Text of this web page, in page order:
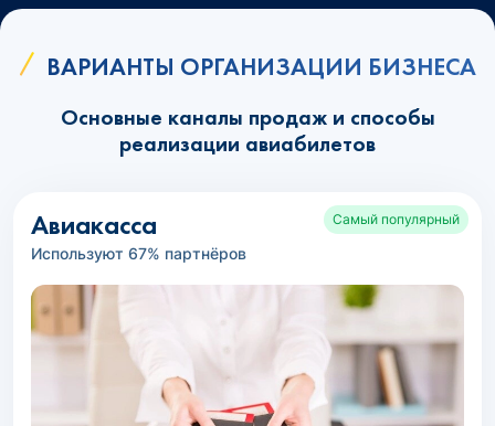
ВАРИАНТЫ ОРГАНИЗАЦИИ БИЗНЕСА
Основные каналы продаж и способы
реализации авиабилетов
Авиакасса Самый популярный
Используют 67% партнёров